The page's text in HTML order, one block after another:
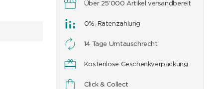
Über 25'000 Artikel versandbereit
0%-Ratenzahlung
14 Tage Umtauschrecht
Kostenlose Geschenkverpackung
Click & Collect